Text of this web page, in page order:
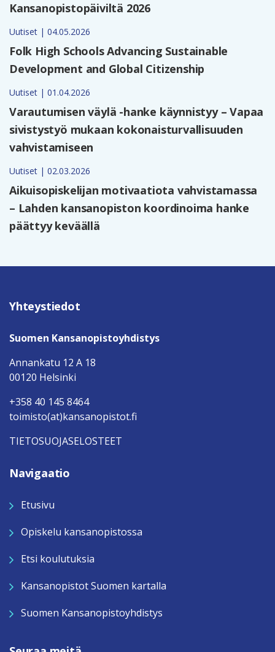
Kansanopistopäiviltä 2026
Uutiset | 04.05.2026
Folk High Schools Advancing Sustainable
Development and Global Citizenship
Uutiset | 01.04.2026
Varautumisen väylä -hanke käynnistyy – Vapaa
sivistystyö mukaan kokonaisturvallisuuden
vahvistamiseen
Uutiset | 02.03.2026
Aikuisopiskelijan motivaatiota vahvistamassa
– Lahden kansanopiston koordinoima hanke
päättyy keväällä
Yhteystiedot
Suomen Kansanopistoyhdistys
Annankatu 12 A 18
00120 Helsinki
+358 40 145 8464
toimisto(at)kansanopistot.fi
TIETOSUOJASELOSTEET
Navigaatio
Etusivu
Opiskelu kansanopistossa
Etsi koulutuksia
Kansanopistot Suomen kartalla
Suomen Kansanopistoyhdistys